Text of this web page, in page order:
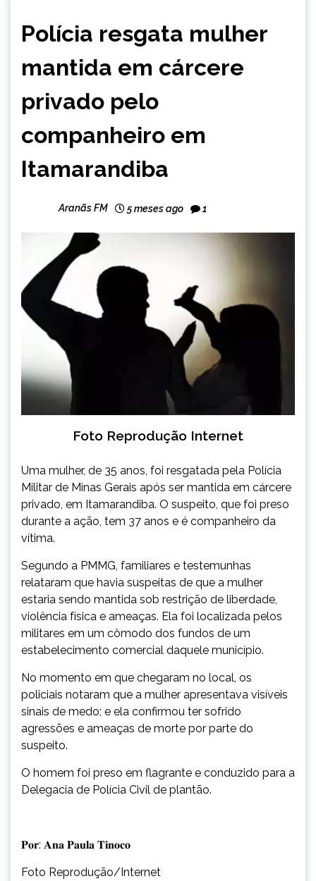
GERAIS
Polícia resgata mulher
mantida em cárcere
privado pelo
companheiro em
Itamarandiba
Aranãs FM 5 meses ago 1
Foto Reprodução Internet
Uma mulher, de 35 anos, foi resgatada pela Polícia
Militar de Minas Gerais após ser mantida em cárcere
privado, em Itamarandiba. O suspeito, que foi preso
durante a ação, tem 37 anos e é companheiro da
vítima.
Segundo a PMMG, familiares e testemunhas
relataram que havia suspeitas de que a mulher
estaria sendo mantida sob restrição de liberdade,
violência física e ameaças. Ela foi localizada pelos
militares em um cômodo dos fundos de um
estabelecimento comercial daquele município.
No momento em que chegaram no local, os
policiais notaram que a mulher apresentava visíveis
sinais de medo; e ela confirmou ter sofrido
agressões e ameaças de morte por parte do
suspeito.
O homem foi preso em flagrante e conduzido para a
Delegacia de Polícia Civil de plantão.
𝐏𝐨𝐫: 𝐀𝐧𝐚 𝐏𝐚𝐮𝐥𝐚 𝐓𝐢𝐧𝐨𝐜𝐨
Foto Reprodução/Internet